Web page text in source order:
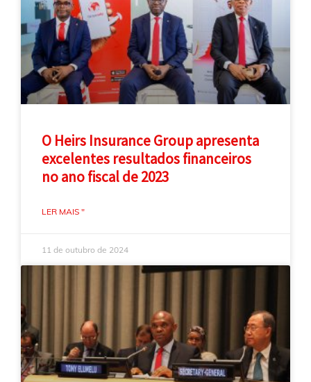
O Heirs Insurance Group apresenta
excelentes resultados financeiros
no ano fiscal de 2023
LER MAIS "
11 de outubro de 2024